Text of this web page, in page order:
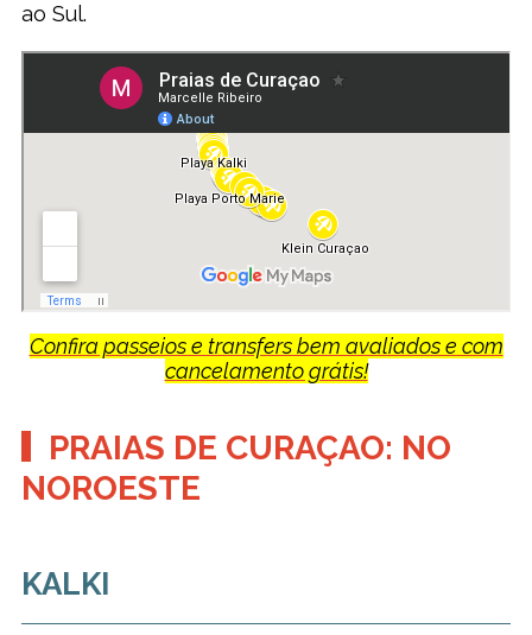
ao Sul.
Confira passeios e transfers bem avaliados e com
cancelamento grátis!
PRAIAS DE CURAÇAO: NO
NOROESTE
KALKI